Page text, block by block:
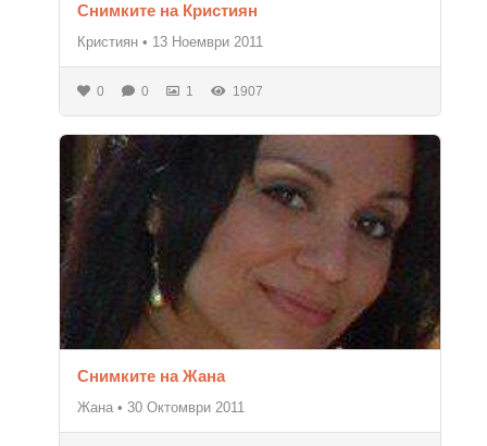
Снимките на Кристиян
Кристиян • 13 Ноември 2011
0 0 1 1907
Снимките на Жана
Жана • 30 Октомври 2011